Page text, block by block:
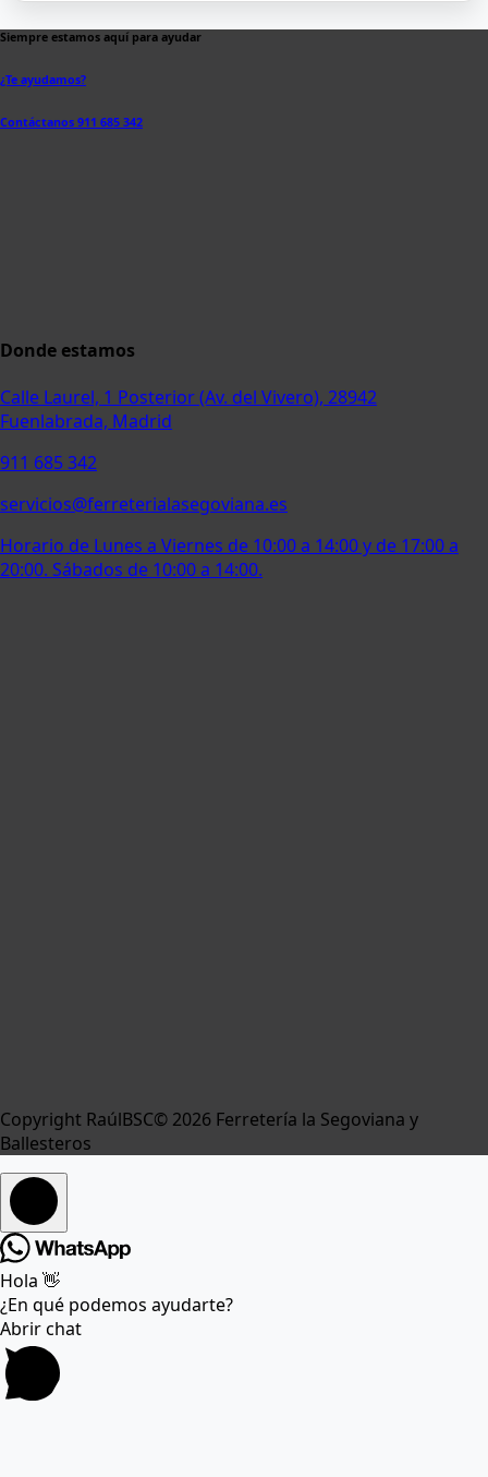
Siempre estamos aquí para ayudar
¿Te ayudamos?
Contáctanos 911 685 342
Donde estamos
Calle Laurel, 1 Posterior (Av. del Vivero), 28942
Fuenlabrada, Madrid
911 685 342
servicios@ferreterialasegoviana.es
Horario de Lunes a Viernes de 10:00 a 14:00 y de 17:00 a
20:00. Sábados de 10:00 a 14:00.
Copyright RaúlBSC© 2026 Ferretería la Segoviana y
Ballesteros
Hola 👋
¿En qué podemos ayudarte?
Abrir chat